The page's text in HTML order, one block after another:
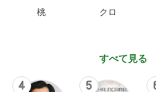
桃 クロ
すべて見る
4 5